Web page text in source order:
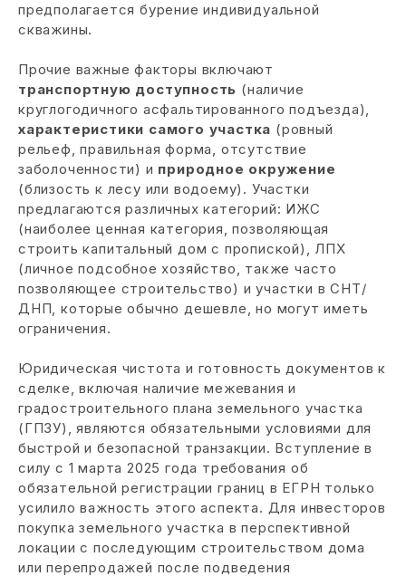
предполагается бурение индивидуальной
скважины.
Прочие важные факторы включают
транспортную доступность (наличие
круглогодичного асфальтированного подъезда),
характеристики самого участка (ровный
рельеф, правильная форма, отсутствие
заболоченности) и природное окружение
(близость к лесу или водоему). Участки
предлагаются различных категорий: ИЖС
(наиболее ценная категория, позволяющая
строить капитальный дом с пропиской), ЛПХ
(личное подсобное хозяйство, также часто
позволяющее строительство) и участки в СНТ/
ДНП, которые обычно дешевле, но могут иметь
ограничения.
Юридическая чистота и готовность документов к
сделке, включая наличие межевания и
градостроительного плана земельного участка
(ГПЗУ), являются обязательными условиями для
быстрой и безопасной транзакции. Вступление в
силу с 1 марта 2025 года требования об
обязательной регистрации границ в ЕГРН только
усилило важность этого аспекта. Для инвесторов
покупка земельного участка в перспективной
локации с последующим строительством дома
или перепродажей после подведения